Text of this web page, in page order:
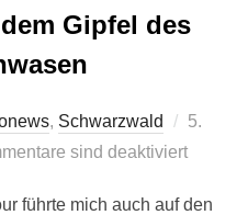
Gipfel des
, Schwarzwald
am
5.
sind deaktiviert
führte mich auch auf den